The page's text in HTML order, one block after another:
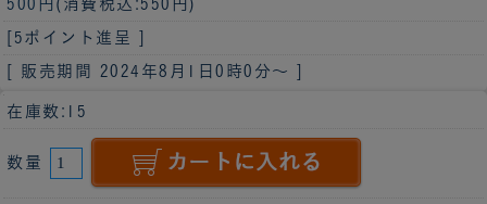
500円 (消費税込:550円)
[5ポイント進呈 ]
[ 販売期間 2024年8月1日0時0分 ～ ]
在庫数:15
数量